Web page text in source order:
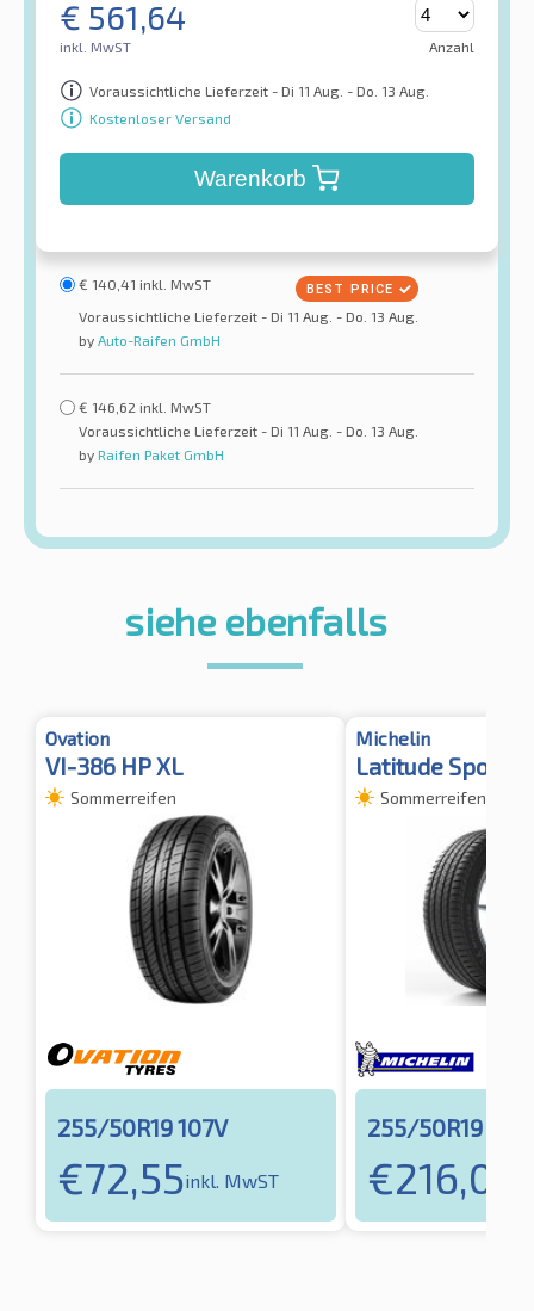
€ 561,64
inkl. MwST Anzahl
Voraussichtliche Lieferzeit - Di 11 Aug. - Do. 13 Aug.
Kostenloser Versand
Warenkorb
€ 140,41 inkl. MwST
Voraussichtliche Lieferzeit - Di 11 Aug. - Do. 13 Aug.
by Auto-Raifen GmbH
€ 146,62 inkl. MwST
Voraussichtliche Lieferzeit - Di 11 Aug. - Do. 13 Aug.
by Raifen Paket GmbH
siehe ebenfalls
Ovation
VI-386 HP XL
Sommerreifen
255/50R19 107V
€72,55inkl. MwST
Michelin
Latitude Sport 3
Sommerreifen
255/50R19
€216,04